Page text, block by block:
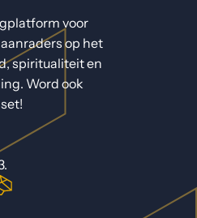
voor
op het
spiritualiteit en
Word ook